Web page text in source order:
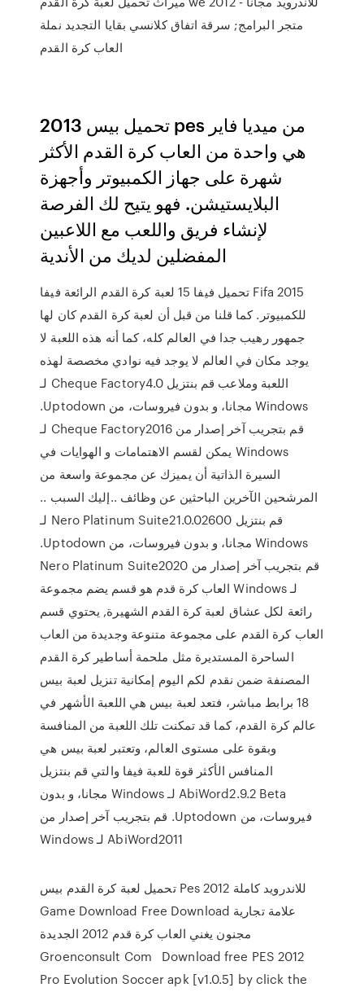
متجر البرامج; سرقة اتفاق كلانسي بقايا التجديد نملة
تحميل بيس 2013 pes من ميديا فاير
هي واحدة من العاب كرة القدم الأكثر
شهرة على جهاز الكمبيوتر وأجهزة
البلايستيشن. فهو يتيح لك الفرصة
لإنشاء فريق واللعب مع اللاعبين
المفضلين لديك من الأندية
تحميل فيفا 15 لعبة كرة القدم الرائعة فيفا Fifa 2015
للكمبيوتر. كما قلنا من قبل أن لعبة كرة القدم كان لها
جمهور رهيب جدا في العالم كله، كما أنه هذه اللعبة لا
يوجد مكان في العالم لا يوجد فيه نوادي مخصصة لهذه
اللعبة وملاعب ‫قم بنتزيل Cheque Factory4.0 لـ
Windows مجانا، و بدون فيروسات، من Uptodown.
قم بتجريب آخر إصدار من Cheque Factory2016 لـ
Windows يمكن لقسم الاهتمامات و الهوايات في
السيرة الذاتية أن يميزك عن مجموعة واسعة من
المرشحين الآخرين الباحثين عن وظائف ..إليك السبب ..
‫قم بنتزيل Nero Platinum Suite21.0.02600 لـ
Windows مجانا، و بدون فيروسات، من Uptodown.
قم بتجريب آخر إصدار من Nero Platinum Suite2020
لـ Windows العاب كرة قدم هو قسم يضم مجموعة
رائعة لكل عشاق لعبة كرة القدم الشهيرة, يحتوي قسم
العاب كرة القدم على مجموعة متنوعة وجديدة من العاب
الساحرة المستديرة مثل ملحمة أساطير كرة القدم
المصنفة ضمن نقدم لكم اليوم إمكانية تنزيل لعبة بيس
18 برابط مباشر، فتعد لعبة بيس هي اللعبة الأشهر في
عالم كرة القدم، كما قد تمكنت تلك اللعبة من المنافسة
وبقوة على مستوى العالم، وتعتبر لعبة بيس هي
المنافس الأكثر قوة للعبة فيفا والتي ‫قم بنتزيل
AbiWord2.9.2 Beta لـ Windows مجانا، و بدون
فيروسات، من Uptodown. قم بتجريب آخر إصدار من
AbiWord2011 لـ Windows
تحميل لعبة كرة القدم بيس Pes 2012 للاندرويد كاملة
Game Download Free Download علامة تجارية
مجنون يغني العاب كرة قدم 2012 الجديدة
Groenconsult Com Download free PES 2012
Pro Evolution Soccer apk [v1.0.5] by click the